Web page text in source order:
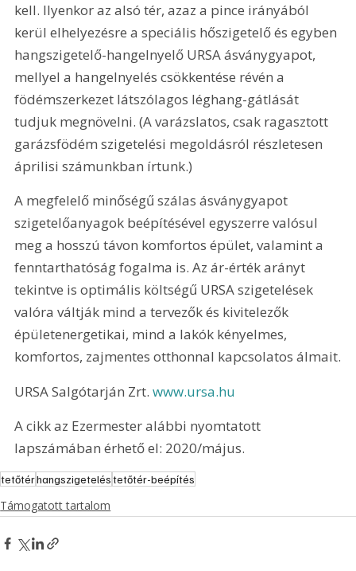
kell. Ilyenkor az alsó tér, azaz a pince irányából
kerül elhelyezésre a speciális hőszigetelő és egyben
hangszigetelő-hangelnyelő URSA ásványgyapot,
mellyel a hangelnyelés csökkentése révén a
födémszerkezet látszólagos léghang-gátlását
tudjuk megnövelni. (A varázslatos, csak ragasztott
garázsfödém szigetelési megoldásról részletesen
áprilisi számunkban írtunk.)
A megfelelő minőségű szálas ásványgyapot
szigetelőanyagok beépítésével egyszerre valósul
meg a hosszú távon komfortos épület, valamint a
fenntarthatóság fogalma is. Az ár-érték arányt
tekintve is optimális költségű URSA szigetelések
valóra váltják mind a tervezők és kivitelezők
épületenergetikai, mind a lakók kényelmes,
komfortos, zajmentes otthonnal kapcsolatos álmait.
URSA Salgótarján Zrt. www.ursa.hu
A cikk az Ezermester alábbi nyomtatott
lapszámában érhető el: 2020/május.
tetőtérhangszigeteléstetőtér-beépítés
Támogatott tartalom